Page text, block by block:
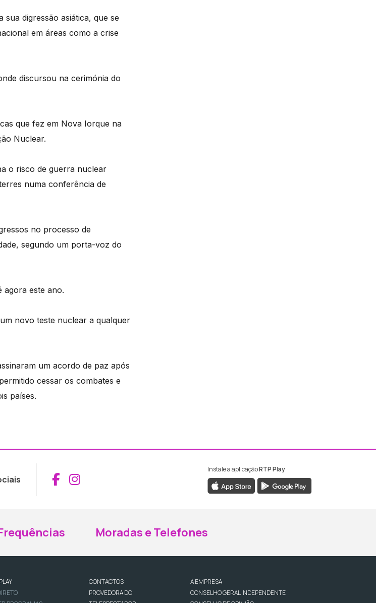
digressão asiática, que se
em áreas como a crise
discursou na cerimónia do
que fez em Nova Iorque na
Nuclear.
o risco de guerra nuclear
numa conferência de
no processo de
segundo um porta-voz do
agora este ano.
novo teste nuclear a qualquer
um acordo de paz após
cessar os combates e
países.
Aceder ao Facebook da RTP Madeira
Aceder ao Instagram da RTP Madeira
Instale a aplicaçãoRTP Play
Moradas e Telefones
CONTACTOS
PROVEDORA DO
A EMPRESA
CONSELHO GERAL INDEPENDENTE